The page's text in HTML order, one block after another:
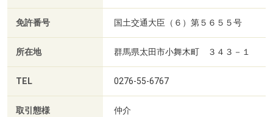
免許番号 国土交通大臣（６）第５６５５号
所在地 群馬県太田市小舞木町 ３４３－１
TEL 0276-55-6767
取引態様 仲介